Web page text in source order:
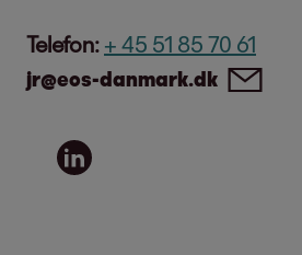
Telefon: + 45 51 85 70 61
jr@eos-danmark.dk